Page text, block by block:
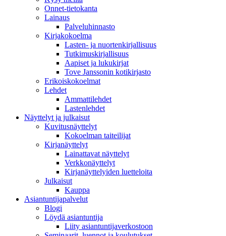
Onnet-tietokanta
Lainaus
Palveluhinnasto
Kirjakokoelma
Lasten- ja nuortenkirjallisuus
Tutkimuskirjallisuus
Aapiset ja lukukirjat
Tove Janssonin kotikirjasto
Erikoiskokoelmat
Lehdet
Ammattilehdet
Lastenlehdet
Näyttelyt ja julkaisut
Kuvitusnäyttelyt
Kokoelman taiteilijat
Kirjanäyttelyt
Lainattavat näyttelyt
Verkkonäyttelyt
Kirjanäyttelyiden luetteloita
Julkaisut
Kauppa
Asiantuntija­palvelut
Blogi
Löydä asiantuntija
Liity asiantuntijaverkostoon